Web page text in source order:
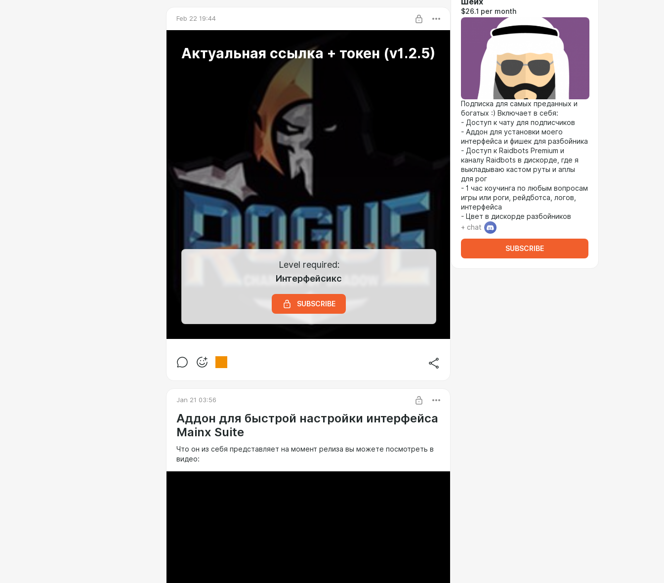
Feb 22 19:44
Актуальная ссылка + токен (v1.2.5)
Level required:
Интерфейсикс
SUBSCRIBE
Jan 21 03:56
Аддон для быстрой настройки интерфейса
Mainx Suite
Что он из себя представляет на момент релиза вы можете посмотреть в
видео:
$26.1 per month
Подписка для самых преданных и
богатых :) Включает в себя:
- Доступ к чату для подписчиков
- Аддон для установки моего
интерфейса и фишек для разбойника
- Доступ к Raidbots Premium и
каналу Raidbots в дискорде, где я
выкладываю кастом руты и аплы
для рог
- 1 час коучинга по любым вопросам
игры или роги, рейдботса, логов,
интерфейса
- Цвет в дискорде разбойников
+ chat
SUBSCRIBE